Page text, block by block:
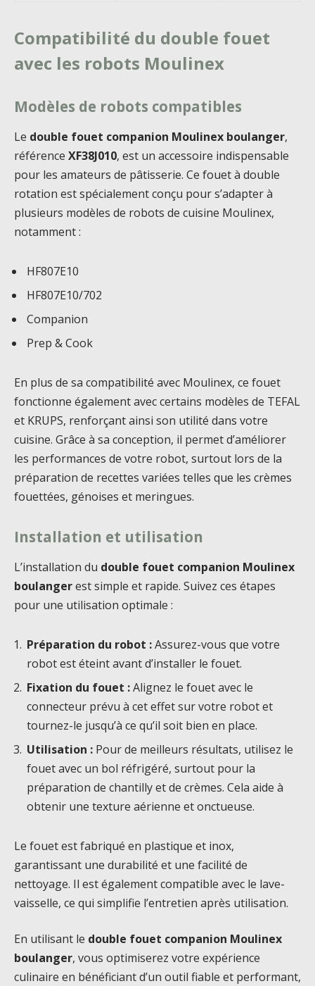
Compatibilité du double fouet
avec les robots Moulinex
Modèles de robots compatibles
Le double fouet companion Moulinex boulanger,
référence XF38J010, est un accessoire indispensable
pour les amateurs de pâtisserie. Ce fouet à double
rotation est spécialement conçu pour s’adapter à
plusieurs modèles de robots de cuisine Moulinex,
notamment :
HF807E10
HF807E10/702
Companion
Prep & Cook
En plus de sa compatibilité avec Moulinex, ce fouet
fonctionne également avec certains modèles de TEFAL
et KRUPS, renforçant ainsi son utilité dans votre
cuisine. Grâce à sa conception, il permet d’améliorer
les performances de votre robot, surtout lors de la
préparation de recettes variées telles que les crèmes
fouettées, génoises et meringues.
Installation et utilisation
L’installation du double fouet companion Moulinex
boulangerest simple et rapide. Suivez ces étapes
pour une utilisation optimale :
Préparation du robot :Assurez-vous que votre
robot est éteint avant d’installer le fouet.
Fixation du fouet :Alignez le fouet avec le
connecteur prévu à cet effet sur votre robot et
tournez-le jusqu’à ce qu’il soit bien en place.
Utilisation : Pour de meilleurs résultats, utilisez le
fouet avec un bol réfrigéré, surtout pour la
préparation de chantilly et de crèmes. Cela aide à
obtenir une texture aérienne et onctueuse.
Le fouet est fabriqué en plastique et inox,
garantissant une durabilité et une facilité de
nettoyage. Il est également compatible avec le lave-
vaisselle, ce qui simplifie l’entretien après utilisation.
En utilisant le double fouet companion Moulinex
boulanger, vous optimiserez votre expérience
culinaire en bénéficiant d’un outil fiable et performant,